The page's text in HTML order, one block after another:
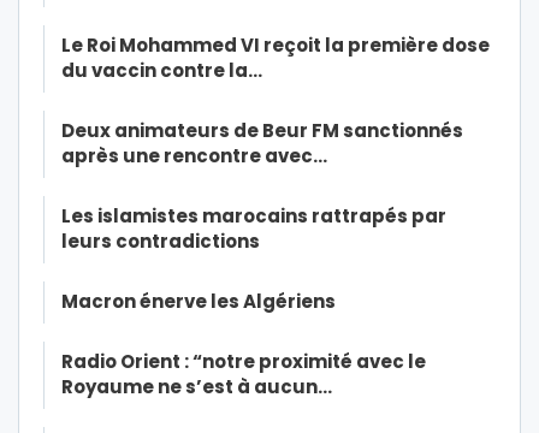
Le Roi Mohammed VI reçoit la première dose
du vaccin contre la…
Deux animateurs de Beur FM sanctionnés
après une rencontre avec…
Les islamistes marocains rattrapés par
leurs contradictions
Macron énerve les Algériens
Radio Orient : “notre proximité avec le
Royaume ne s’est à aucun…